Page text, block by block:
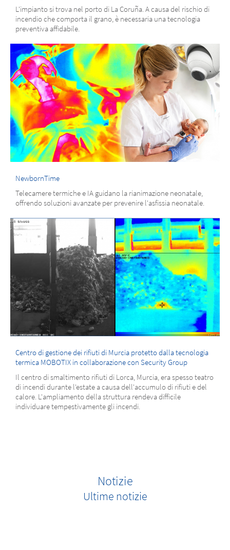
L'impianto si trova nel porto di La Coruña. A causa del rischio di
incendio che comporta il grano, è necessaria una tecnologia
preventiva affidabile.
NewbornTime
Telecamere termiche e IA guidano la rianimazione neonatale,
offrendo soluzioni avanzate per prevenire l'asfissia neonatale.
Centro di gestione dei rifiuti di Murcia protetto dalla tecnologia
termica MOBOTIX in collaborazione con Security Group
Il centro di smaltimento rifiuti di Lorca, Murcia, era spesso teatro
di incendi durante l'estate a causa dell'accumulo di rifiuti e del
calore. L'ampliamento della struttura rendeva difficile
individuare tempestivamente gli incendi.
Notizie
Ultime notizie